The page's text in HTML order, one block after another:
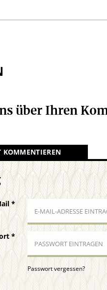
über Ihren
KOMMENTIEREN
*
*
Passwort vergessen?